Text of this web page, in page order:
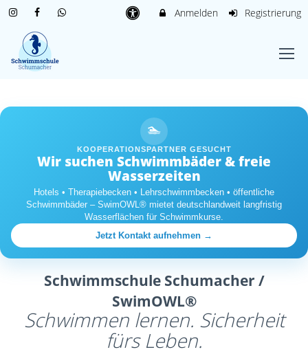
Anmelden Registrierung
🏊
KOOPERATIONSPARTNER GESUCHT
Wir suchen Schwimmbäder & freie
Wasserzeiten
Hotels • Therapiebecken • Lehrschwimmbecken • öffentliche
Schwimmbäder – SwimOWL® mietet deutschlandweit langfristig
Wasserflächen für Schwimmkurse.
Jetzt Kontakt aufnehmen →
Schwimmschule Schumacher /
SwimOWL®
Schwimmen lernen. Sicherheit
fürs Leben.